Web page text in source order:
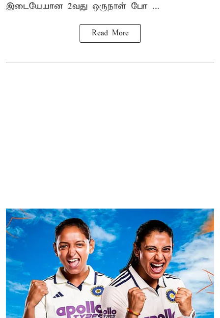
இடையேயான 2வது ஒருநாள் போ ...
Read More